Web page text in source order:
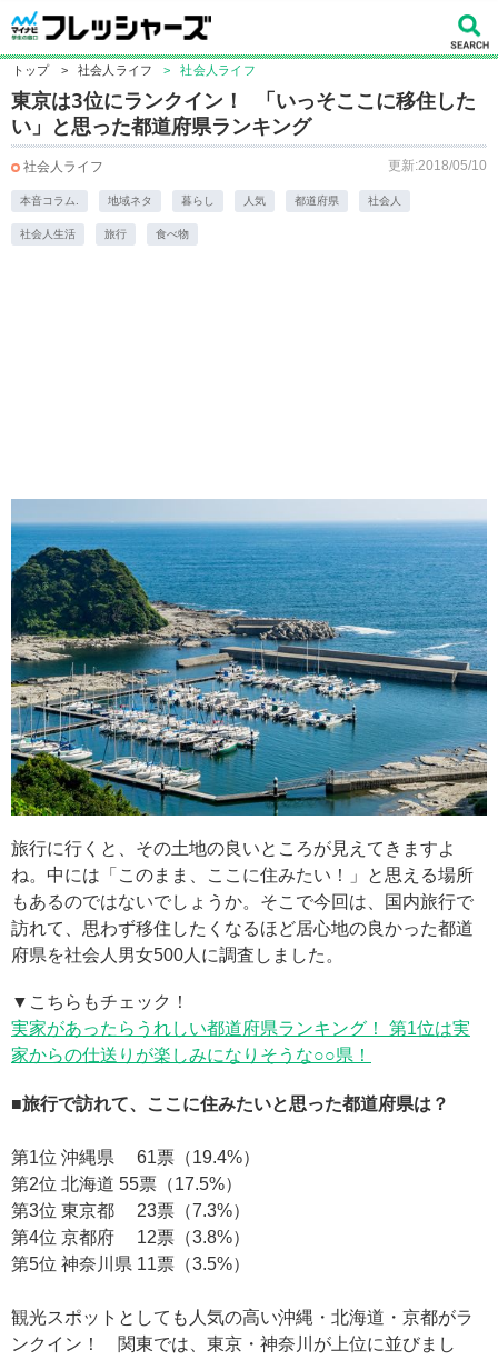
トップ > 社会人ライフ > 社会人ライフ
東京は3位にランクイン！ 「いっそここに移住した
い」と思った都道府県ランキング
社会人ライフ 更新:2018/05/10
本音コラム. 地域ネタ 暮らし 人気 都道府県 社会人
社会人生活 旅行 食べ物
旅行に行くと、その土地の良いところが見えてきますよ
ね。中には「このまま、ここに住みたい！」と思える場所
もあるのではないでしょうか。そこで今回は、国内旅行で
訪れて、思わず移住したくなるほど居心地の良かった都道
府県を社会人男女500人に調査しました。
▼こちらもチェック！
実家があったらうれしい都道府県ランキング！ 第1位は実
家からの仕送りが楽しみになりそうな○○県！
■旅行で訪れて、ここに住みたいと思った都道府県は？
第1位 沖縄県 61票（19.4%）
第2位 北海道 55票（17.5%）
第3位 東京都 23票（7.3%）
第4位 京都府 12票（3.8%）
第5位 神奈川県 11票（3.5%）
観光スポットとしても人気の高い沖縄・北海道・京都がラ
ンクイン！ 関東では、東京・神奈川が上位に並びまし